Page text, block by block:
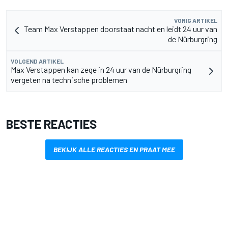
VORIG ARTIKEL
Team Max Verstappen doorstaat nacht en leidt 24 uur van
de Nürburgring
VOLGEND ARTIKEL
Max Verstappen kan zege in 24 uur van de Nürburgring
vergeten na technische problemen
BESTE REACTIES
BEKIJK ALLE REACTIES EN PRAAT MEE